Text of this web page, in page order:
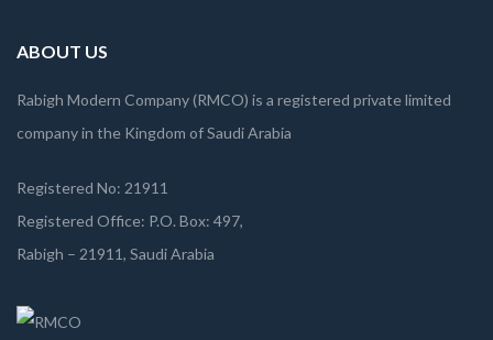
ABOUT US
Rabigh Modern Company (RMCO) is a registered private limited
company in the Kingdom of Saudi Arabia
Registered No: 21911
Registered Office: P.O. Box: 497,
Rabigh – 21911, Saudi Arabia